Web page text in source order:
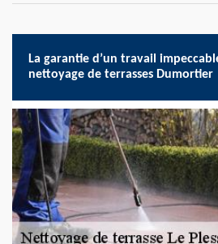
La garantie d’un travail
nettoyage de terrasses Dumortier